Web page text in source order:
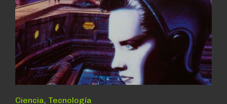
Ciencia, Tecnología